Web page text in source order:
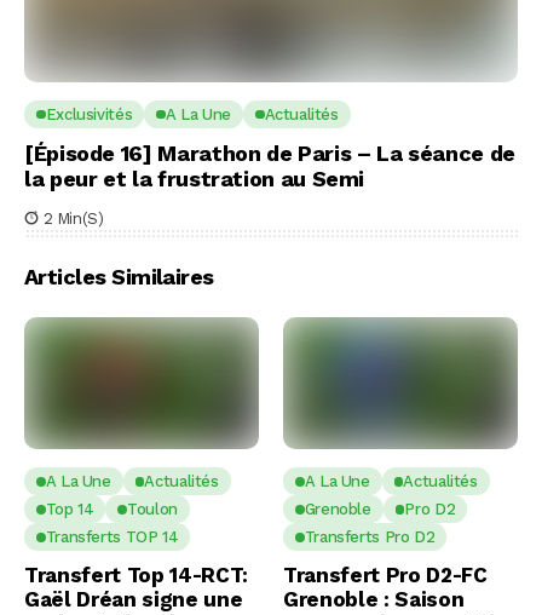
Exclusivités A La Une Actualités
[Épisode 16] Marathon de Paris – La séance de
la peur et la frustration au Semi
2 Min(s)
Articles Similaires
A La Une
Actualités
Top 14
Toulon
Transferts TOP 14
Transfert Top 14-RCT:
Gaël Dréan signe une
A La Une
Actualités
Grenoble
Pro D2
Transferts Pro D2
Transfert Pro D2-FC
Grenoble : Saison